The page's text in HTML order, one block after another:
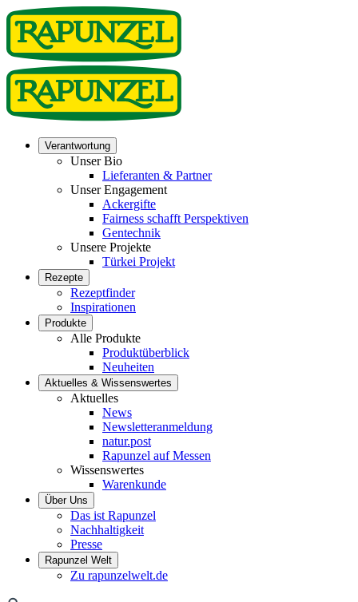
Verantwortung
Unser Bio
Lieferanten & Partner
Unser Engagement
Ackergifte
Fairness schafft Perspektiven
Gentechnik
Unsere Projekte
Türkei Projekt
Rezepte
Rezeptfinder
Inspirationen
Produkte
Alle Produkte
Produktüberblick
Neuheiten
Aktuelles & Wissenswertes
Aktuelles
News
Newsletteranmeldung
natur.post
Rapunzel auf Messen
Wissenswertes
Warenkunde
Über Uns
Das ist Rapunzel
Nachhaltigkeit
Presse
Rapunzel Welt
Zu rapunzelwelt.de